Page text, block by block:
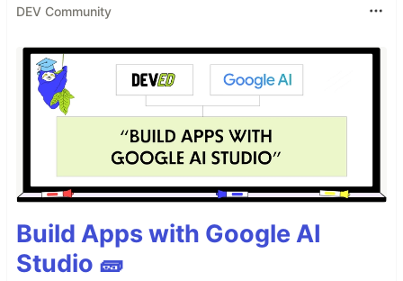
DEV Community
Build Apps with Google AI
Studio 🧱